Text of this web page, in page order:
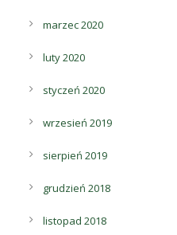
marzec 2020
luty 2020
styczeń 2020
wrzesień 2019
sierpień 2019
grudzień 2018
listopad 2018